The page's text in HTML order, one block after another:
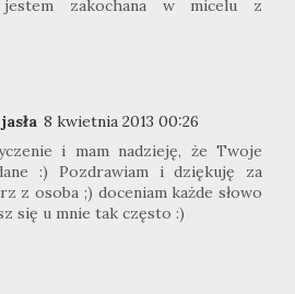
zakochana w micelu z
8 kwietnia 2013 00:26
i mam nadzieję, że Twoje
:) Pozdrawiam i dziękuję za
z osoba ;) doceniam każde słowo
się u mnie tak często :)